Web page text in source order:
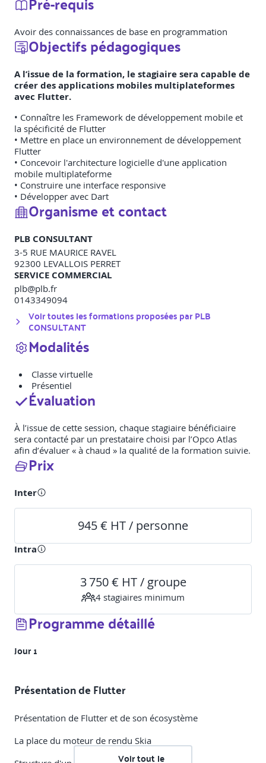
Avoir des connaissances de base en programmation
Objectifs pédagogiques
A l’issue de la formation, le stagiaire sera capable de
créer des applications mobiles multiplateformes
avec Flutter.
• Connaître les Framework de développement mobile et
la spécificité de Flutter
• Mettre en place un environnement de développement
Flutter
• Concevoir l'architecture logicielle d'une application
mobile multiplateforme
• Construire une interface responsive
• Développer avec Dart
Organisme et contact
PLB CONSULTANT
3-5 RUE MAURICE RAVEL
92300 LEVALLOIS PERRET
SERVICE COMMERCIAL
plb@plb.fr
0143349094
Voir toutes les formations proposées parPLB
CONSULTANT
Modalités
Classe virtuelle
Présentiel
Évaluation
À l’issue de cette session, chaque stagiaire bénéficiaire
sera contacté par un prestataire choisi par l’Opco Atlas
afin d’évaluer « à chaud » la qualité de la formation suivie.
Prix
Inter
945 € HT / personne
Intra
3 750 € HT / groupe
4 stagiaires minimum
Programme détaillé
Jour 1
Présentation de Flutter
Présentation de Flutter et de son écosystème
La place du moteur de rendu Skia
Voir tout le